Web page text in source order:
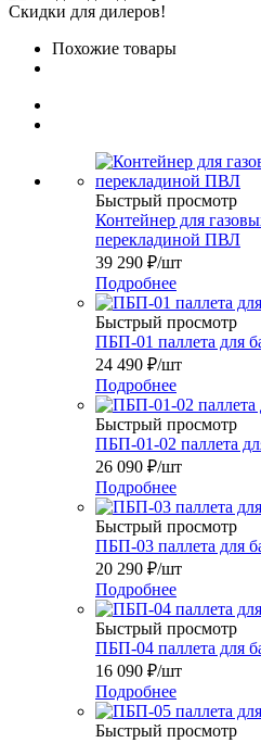
Скидки для дилеров!
Похожие товары
Быстрый просмотр
Контейнер для
перекладиной ПВЛ
39 290 ₽/шт
Подробнее
Быстрый просмотр
ПБП-01 паллета для
24 490 ₽/шт
Подробнее
Быстрый просмотр
ПБП-01-02 паллета
26 090 ₽/шт
Подробнее
Быстрый просмотр
ПБП-03 паллета для
20 290 ₽/шт
Подробнее
Быстрый просмотр
ПБП-04 паллета для
16 090 ₽/шт
Подробнее
Быстрый просмотр